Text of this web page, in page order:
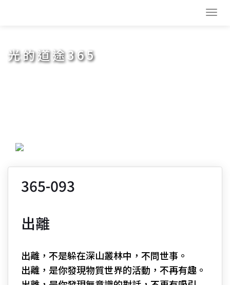
光的道途365
365-093
出離
出離，不是躲在深山叢林中，不問世事。
出離，是你發現物質世界的活動，不再有趣。